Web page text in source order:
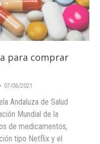
para comprar
07/06/2021
Andaluza de Salud
Mundial de la
de medicamentos,
tipo Netflix y el